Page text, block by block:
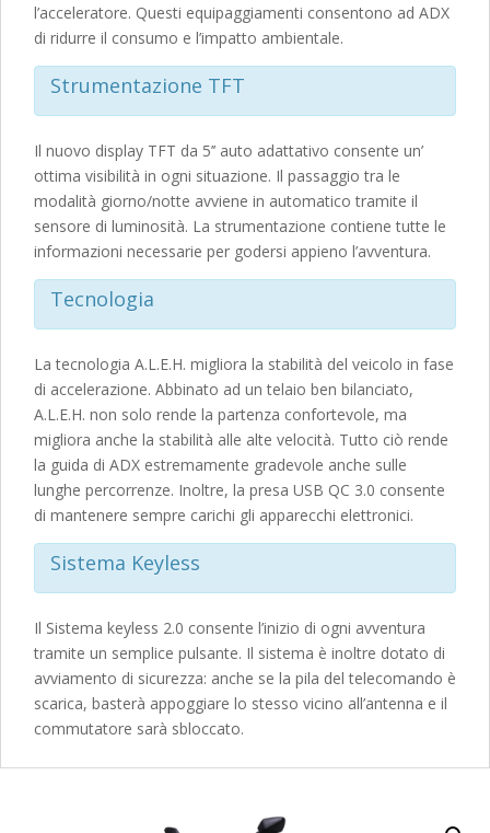
l’acceleratore. Questi equipaggiamenti consentono ad ADX
di ridurre il consumo e l’impatto ambientale.
Strumentazione TFT
Il nuovo display TFT da 5’’ auto adattativo consente un’
ottima visibilità in ogni situazione. Il passaggio tra le
modalità giorno/notte avviene in automatico tramite il
sensore di luminosità. La strumentazione contiene tutte le
informazioni necessarie per godersi appieno l’avventura.
Tecnologia
La tecnologia A.L.E.H. migliora la stabilità del veicolo in fase
di accelerazione. Abbinato ad un telaio ben bilanciato,
A.L.E.H. non solo rende la partenza confortevole, ma
migliora anche la stabilità alle alte velocità. Tutto ciò rende
la guida di ADX estremamente gradevole anche sulle
lunghe percorrenze. Inoltre, la presa USB QC 3.0 consente
di mantenere sempre carichi gli apparecchi elettronici.
Sistema Keyless
Il Sistema keyless 2.0 consente l’inizio di ogni avventura
tramite un semplice pulsante. Il sistema è inoltre dotato di
avviamento di sicurezza: anche se la pila del telecomando è
scarica, basterà appoggiare lo stesso vicino all’antenna e il
commutatore sarà sbloccato.